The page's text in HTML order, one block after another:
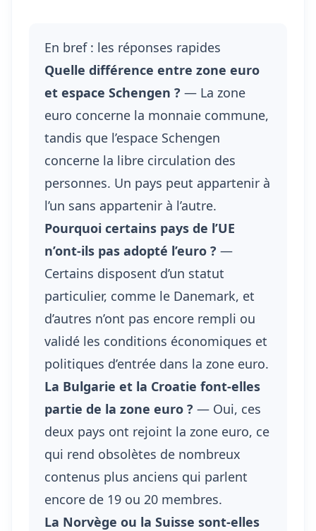
En bref : les réponses rapides
Quelle différence entre zone euro
et espace Schengen ? — La zone
euro concerne la monnaie commune,
tandis que l’espace Schengen
concerne la libre circulation des
personnes. Un pays peut appartenir à
l’un sans appartenir à l’autre.
Pourquoi certains pays de l’UE
n’ont-ils pas adopté l’euro ? —
Certains disposent d’un statut
particulier, comme le Danemark, et
d’autres n’ont pas encore rempli ou
validé les conditions économiques et
politiques d’entrée dans la zone euro.
La Bulgarie et la Croatie font-elles
partie de la zone euro ? — Oui, ces
deux pays ont rejoint la zone euro, ce
qui rend obsolètes de nombreux
contenus plus anciens qui parlent
encore de 19 ou 20 membres.
La Norvège ou la Suisse sont-elles